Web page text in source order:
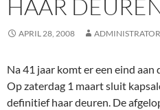
HAAR
APRIL 28, 2008 ADMINISTRATOR
Na 41 jaar komt er een eind
Op zaterdag 1 maart sluit
definitief haar deuren. De